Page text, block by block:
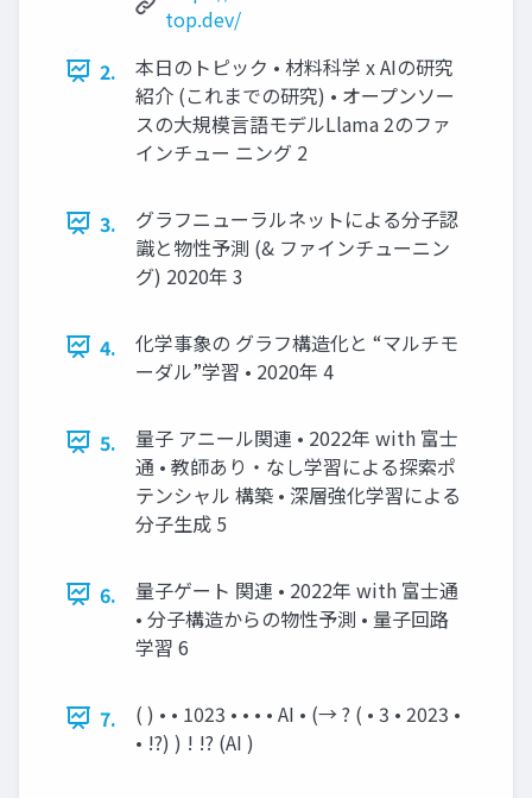
top.dev/
2.
本日のトピック • 材料科学 x AIの研究
紹介 (これまでの研究) • オープンソー
スの大規模言語モデルLlama 2のファ
インチュー ニング 2
3.
グラフニューラルネットによる分子認
識と物性予測 (& ファインチューニン
グ) 2020年 3
4.
化学事象の グラフ構造化と “マルチモ
ーダル”学習 • 2020年 4
5.
量子 アニール関連 • 2022年 with 富士
通 • 教師あり・なし学習による探索ポ
テンシャル 構築 • 深層強化学習による
分子生成 5
6.
量子ゲート 関連 • 2022年 with 富士通
• 分子構造からの物性予測 • 量子回路
学習 6
7.
( ) • • 1023 • • • • AI • (→ ? ( • 3 • 2023 •
• !?) ) ! !? (AI )